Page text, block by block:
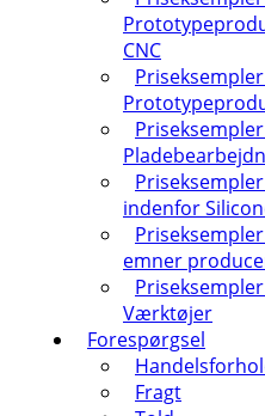
CNC
indenfor
emner
Værktøjer
Forespørgsel
Fragt